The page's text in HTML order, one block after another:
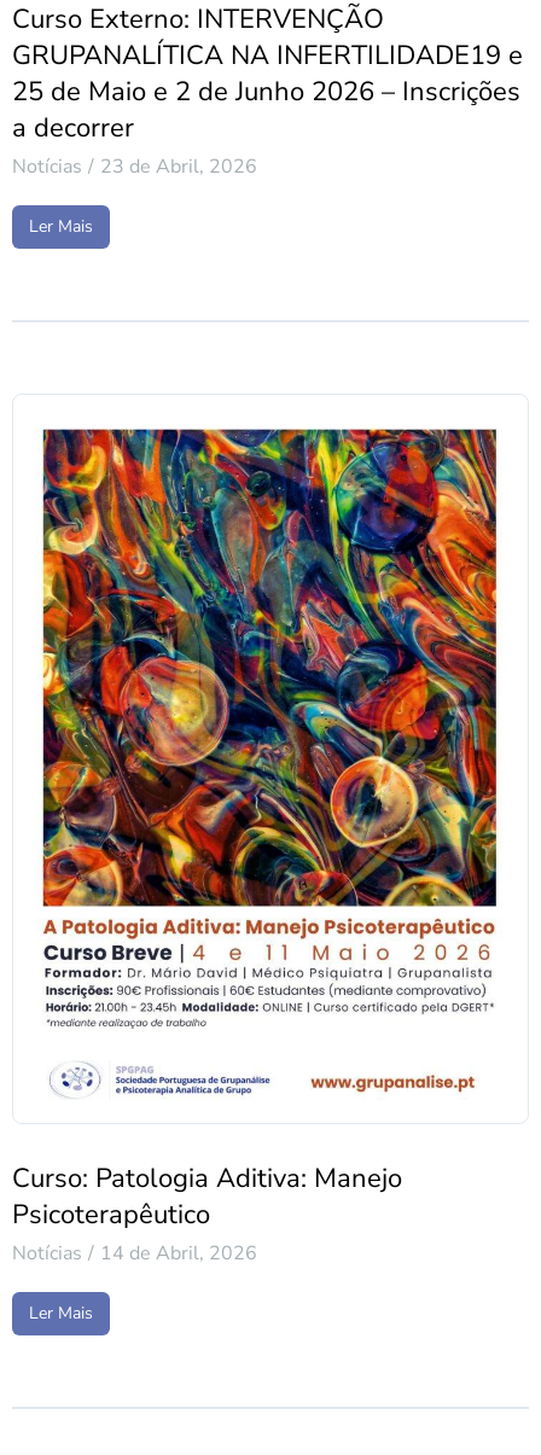
Curso Externo: INTERVENÇÃO
GRUPANALÍTICA NA INFERTILIDADE19 e
25 de Maio e 2 de Junho 2026 – Inscrições
a decorrer
Notícias 23 de Abril, 2026
Ler Mais
Curso: Patologia Aditiva: Manejo
Psicoterapêutico
Notícias 14 de Abril, 2026
Ler Mais